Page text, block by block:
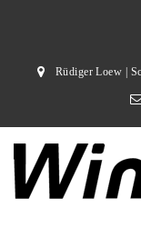
Rüdiger Loew |